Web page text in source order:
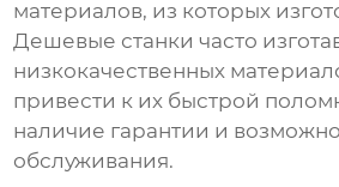
материалов, из которых
Дешевые станки часто
низкокачественных
привести к их быстрой
наличие гарантии и
обслуживания.